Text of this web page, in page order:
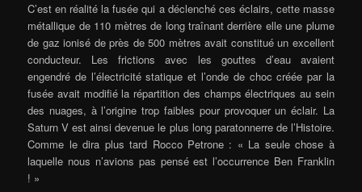
C’est en réalité la fusée qui a déclenché ces éclairs, cette masse
métallique de 110 mètres de long traînant derrière elle une plume
de gaz ionisé de près de 500 mètres avait constitué un excellent
conducteur. Les frictions avec les gouttes d’eau avaient
engendré de l’électricité statique et l’onde de choc créée par la
fusée avait modifié la répartition des champs électriques au sein
des nuages, à l’origine trop faibles pour provoquer un éclair. La
Saturn V est ainsi devenue le plus long paratonnerre de l’Histoire.
Comme le dira plus tard Rocco Petrone : « La seule chose à
laquelle nous n’avions pas pensé est l’occurrence Ben Franklin
! »